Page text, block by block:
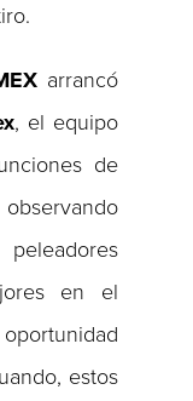
arrancó
, el equipo
de
en el
estos